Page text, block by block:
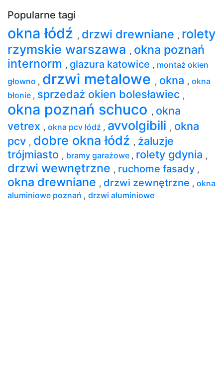
Popularne tagi
okna łódź , drzwi drewniane , rolety
rzymskie warszawa , okna poznań
internorm , glazura katowice , montaż okien
głowno , drzwi metalowe , okna , okna
błonie , sprzedaż okien bolesławiec ,
okna poznań schuco , okna
vetrex , okna pcv łódź , avvolgibili , okna
pcv , dobre okna łódź , żaluzje
trójmiasto , bramy garażowe , rolety gdynia ,
drzwi wewnętrzne , ruchome fasady ,
okna drewniane , drzwi zewnętrzne , okna
aluminiowe poznań , drzwi aluminiowe